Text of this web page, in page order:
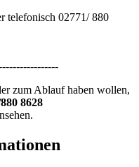
telefonisch 02771/ 880
zum Ablauf haben wollen,
8628